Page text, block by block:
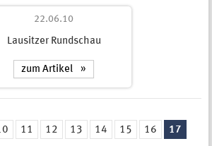
22.06.10
Lausitzer Rundschau
zum Artikel
11 12 13 14 15 16 17